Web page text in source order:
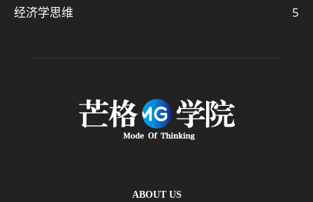
经济学思维
5
ABOUT US